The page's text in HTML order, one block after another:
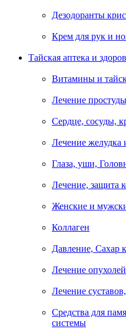
Дезодоранты
Крем для рук и
Тайская аптека и
Витамины и
Лечение
Сердце, сосуды,
Лечение
Глаза, уши,
Лечение, защита
Женские и
Коллаген
Давление, Сахар
Лечение опухолей
Лечение
Средства для
системы